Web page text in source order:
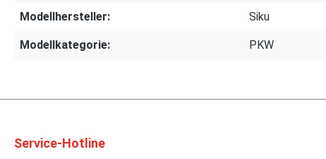
Modellhersteller: Siku
Modellkategorie: PKW
Service-Hotline